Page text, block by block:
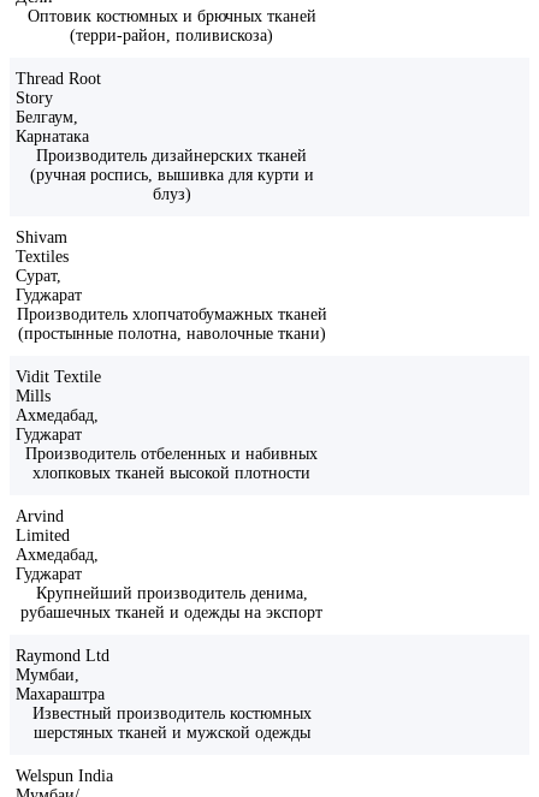
Оптовик костюмных и брючных тканей
(терри-район, поливискоза)
Thread Root
Story
Белгаум,
Карнатака
Производитель дизайнерских тканей
(ручная роспись, вышивка для курти и
блуз)
Shivam
Textiles
Сурат,
Гуджарат
Производитель хлопчатобумажных тканей
(простынные полотна, наволочные ткани)
Vidit Textile
Mills
Ахмедабад,
Гуджарат
Производитель отбеленных и набивных
хлопковых тканей высокой плотности
Arvind
Limited
Ахмедабад,
Гуджарат
Крупнейший производитель денима,
рубашечных тканей и одежды на экспорт
Raymond Ltd
Мумбаи,
Махараштра
Известный производитель костюмных
шерстяных тканей и мужской одежды
Welspun India